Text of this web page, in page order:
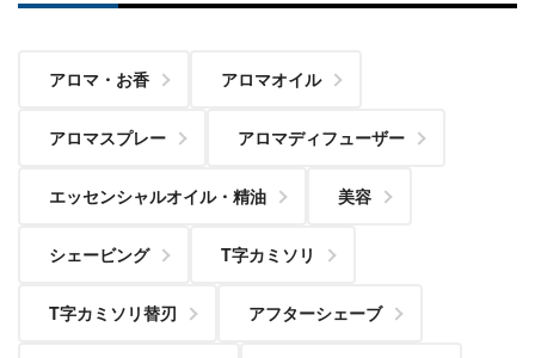
アロマ・お香 アロマオイル
アロマスプレー アロマディフューザー
エッセンシャルオイル・精油 美容
シェービング T字カミソリ
T字カミソリ替刃 アフターシェーブ